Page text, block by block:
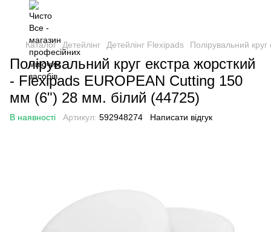
Каталог Детейлінг Детейлінг Flexipads Полірувальний
Полірувальний круг екстра жорсткий
- Flexipads EUROPEAN Cutting 150
мм (6") 28 мм. білий (44725)
В наявності Артикул: 592948274 Написати відгук